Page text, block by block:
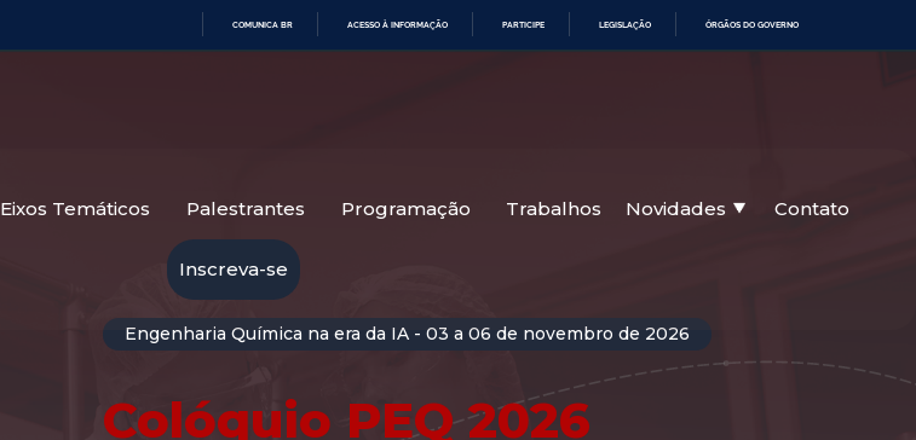
COMUNICA BR ACESSO À INFORMAÇÃO PARTICIPE LEGISLAÇÃO ÓRGÃOS DO GOVERNO
Eixos Temáticos Palestrantes Programação Trabalhos Novidades Contato
Inscreva-se
Engenharia Química na era da IA - 03 a 06 de novembro de 2026
Colóquio PEQ 2026